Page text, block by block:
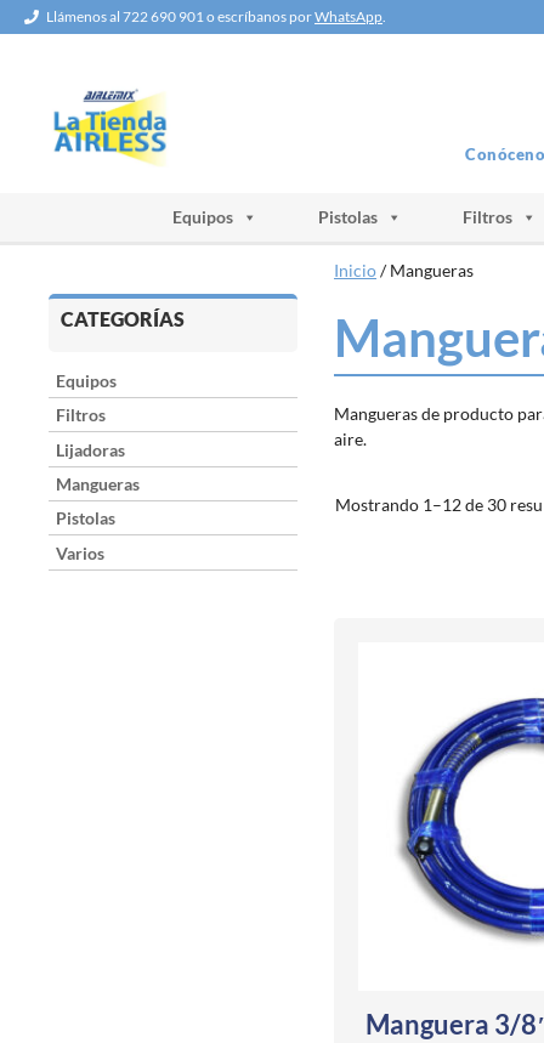
Saltar
al
Llámenos al 722 690 901 o escríbanos porWhatsApp.
Equipos Pistolas Filtros
Inicio/ Mangueras
Mangueras de producto
aire.
Mostrando 1–12 de 30
Manguera 3/
CATEGORÍAS
Equipos
Filtros
Lijadoras
Mangueras
Pistolas
Varios